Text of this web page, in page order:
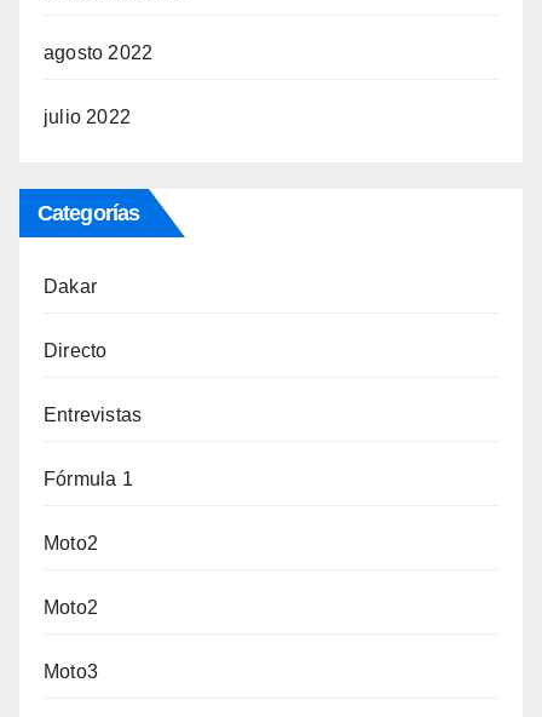
agosto 2022
julio 2022
Categorías
Dakar
Directo
Entrevistas
Fórmula 1
Moto2
Moto2
Moto3